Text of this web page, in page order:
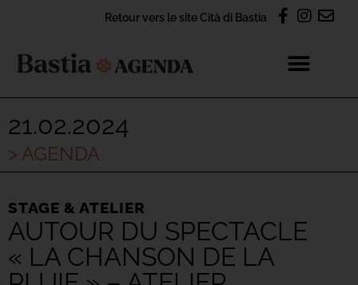
Retour vers le site Cità di Bastia
21.02.2024
> AGENDA
STAGE & ATELIER
AUTOUR DU SPECTACLE
« LA CHANSON DE LA